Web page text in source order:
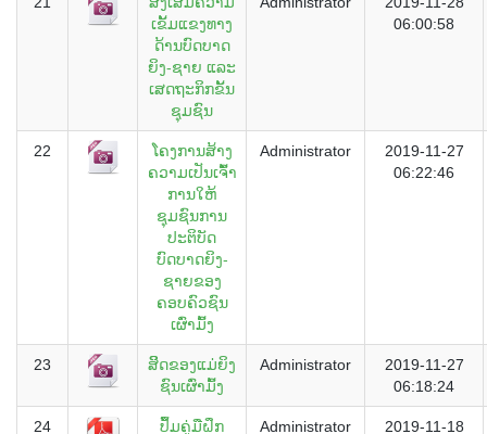
ເຂັ້ມແຂງທາງ
ດ້ານບົດບາດ
ຍິງ-ຊາຍ ແລະ
ເສດຖະກິກຂັ້ນ
ຊຸມຊົນ
06:00:58
22
ໂຄງການສ້າງ
ຄວາມເປັນເຈົ້່າ
ການໃຫ້
ຊຸມຊົນການ
ປະຕິບັດ
ບົດບາດຍິງ-
ຊາຍຂອງ
ຄອບຄົວຊົນ
ເຜົ່າມົ້ງ
Administrator
2019-11-27
06:22:46
23
ສິິດຂອງແມ່ຍິງ
ຊົນເຜົ່າມົ້ງ
Administrator
2019-11-27
06:18:24
24
ປຶ້ມຄູ່ມືຝຶກ
Administrator
2019-11-18